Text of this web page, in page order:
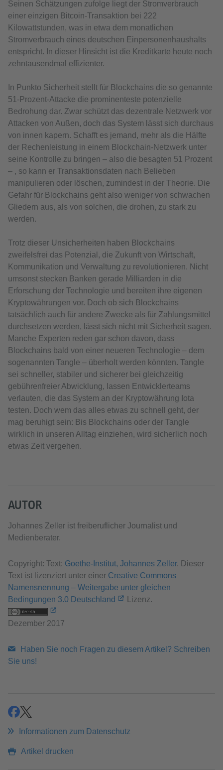
Seinen Schätzungen zufolge liegt der Stromverbrauch
einer einzigen Bitcoin-Transaktion bei 222
Kilowattstunden, was in etwa dem monatlichen
Stromverbrauch eines deutschen Einpersonenhaushalts
entspricht. In dieser Hinsicht ist die Kreditkarte heute noch
zehntausendmal effizienter.
In Punkto Sicherheit stellt für Blockchains die so genannte
51-Prozent-Attacke die prominenteste potenzielle
Bedrohung dar. Zwar schützt das dezentrale Netzwerk vor
Attacken von Außen, doch das System lässt sich durchaus
von innen kapern. Schafft es jemand, mehr als die Hälfte
der Rechenleistung in einem Blockchain-Netzwerk unter
seine Kontrolle zu bringen – also die besagten 51 Prozent
– , so kann er Transaktionsdaten nach Belieben
manipulieren oder löschen, zumindest in der Theorie. Die
Gefahr für Blockchains geht also weniger von schwachen
Gliedern aus, als von solchen, die drohen, zu stark zu
werden.
Trotz dieser Unsicherheiten haben Blockchains
zweifelsfrei das Potenzial, die Zukunft von Wirtschaft,
Kommunikation und Verwaltung zu revolutionieren. Nicht
umsonst stecken Banken gerade Milliarden in die
Erforschung der Technologie und bereiten ihre eigenen
Kryptowährungen vor. Doch ob sich Blockchains
tatsächlich auch für andere Zwecke als für Zahlungsmittel
durchsetzen werden, lässt sich nicht mit Sicherheit sagen.
Manche Experten reden gar schon davon, dass
Blockchains bald von einer neueren Technologie – dem
sogenannten Tangle – überholt werden könnten. Tangle
sei schneller, stabiler und sicherer bei gleichzeitig
gebührenfreier Abwicklung, lassen Entwicklerteams
verlauten, die das System an der Kryptowährung Iota
testen. Doch wem das alles etwas zu schnell geht, der
mag beruhigt sein: Bis Blockchains oder der Tangle
wirklich in unseren Alltag einziehen, wird sicherlich noch
etwas Zeit vergehen.
AUTOR
Johannes Zeller ist freiberuflicher Journalist und
Medienberater.
Copyright: Text: Goethe-Institut, Johannes Zeller. Dieser
Text ist lizenziert unter einer Creative Commons
Namensnennung – Weitergabe unter gleichen
Bedingungen 3.0 Deutschland
Lizenz.
Dezember 2017
Haben Sie noch Fragen zu diesem Artikel? Schreiben
Sie uns!
teilenteilen
Informationen zum Datenschutz
Artikel drucken